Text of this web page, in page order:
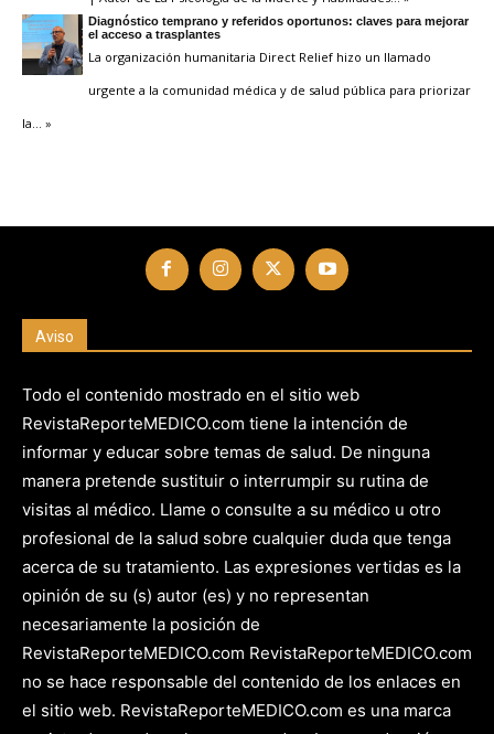
Diagnóstico temprano y referidos oportunos: claves para mejorar
el acceso a trasplantes
La organización humanitaria Direct Relief hizo un llamado
urgente a la comunidad médica y de salud pública para priorizar
la … »
Aviso
Todo el contenido mostrado en el sitio web
RevistaReporteMEDICO.com tiene la intención de
informar y educar sobre temas de salud. De ninguna
manera pretende sustituir o interrumpir su rutina de
visitas al médico. Llame o consulte a su médico u otro
profesional de la salud sobre cualquier duda que tenga
acerca de su tratamiento. Las expresiones vertidas es la
opinión de su (s) autor (es) y no representan
necesariamente la posición de
RevistaReporteMEDICO.com RevistaReporteMEDICO.com
no se hace responsable del contenido de los enlaces en
el sitio web. RevistaReporteMEDICO.com es una marca